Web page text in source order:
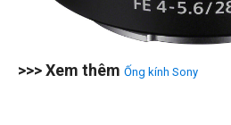
>>> Xem thêm Ống kính Sony